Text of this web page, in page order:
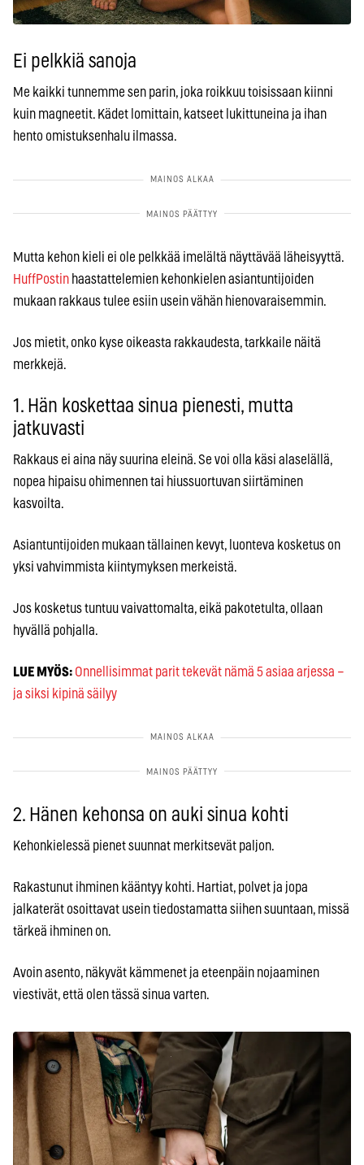
Ei pelkkiä sanoja
Me kaikki tunnemme sen parin, joka roikkuu toisissaan kiinni
kuin magneetit. Kädet lomittain, katseet lukittuneina ja ihan
hento omistuksenhalu ilmassa.
Mutta kehon kieli ei ole pelkkää imelältä näyttävää läheisyyttä.
HuffPostin haastattelemien kehonkielen asiantuntijoiden
mukaan rakkaus tulee esiin usein vähän hienovaraisemmin.
Jos mietit, onko kyse oikeasta rakkaudesta, tarkkaile näitä
merkkejä.
1. Hän koskettaa sinua pienesti, mutta
jatkuvasti
Rakkaus ei aina näy suurina eleinä. Se voi olla käsi alaselällä,
nopea hipaisu ohimennen tai hiussuortuvan siirtäminen
kasvoilta.
Asiantuntijoiden mukaan tällainen kevyt, luonteva kosketus on
yksi vahvimmista kiintymyksen merkeistä.
Jos kosketus tuntuu vaivattomalta, eikä pakotetulta, ollaan
hyvällä pohjalla.
LUE MYÖS: Onnellisimmat parit tekevät nämä 5 asiaa arjessa –
ja siksi kipinä säilyy
2. Hänen kehonsa on auki sinua kohti
Kehonkielessä pienet suunnat merkitsevät paljon.
Rakastunut ihminen kääntyy kohti. Hartiat, polvet ja jopa
jalkaterät osoittavat usein tiedostamatta siihen suuntaan, missä
tärkeä ihminen on.
Avoin asento, näkyvät kämmenet ja eteenpäin nojaaminen
viestivät, että olen tässä sinua varten.